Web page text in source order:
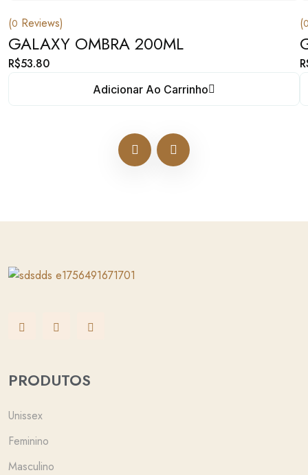
(0 Reviews)
GALAXY OMBRA 200ML
R$53.80
Adicionar Ao Carrinho
(
PRODUTOS
Unissex
Feminino
Masculino